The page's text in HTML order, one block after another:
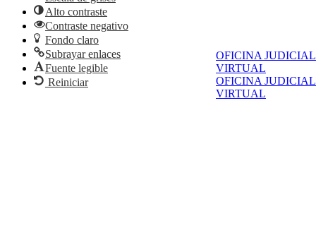
OFICINA JUDICIAL
VIRTUAL
OFICINA JUDICIAL
VIRTUAL
Alto contraste
Contraste negativo
Fondo claro
Subrayar enlaces
Fuente legible
Reiniciar